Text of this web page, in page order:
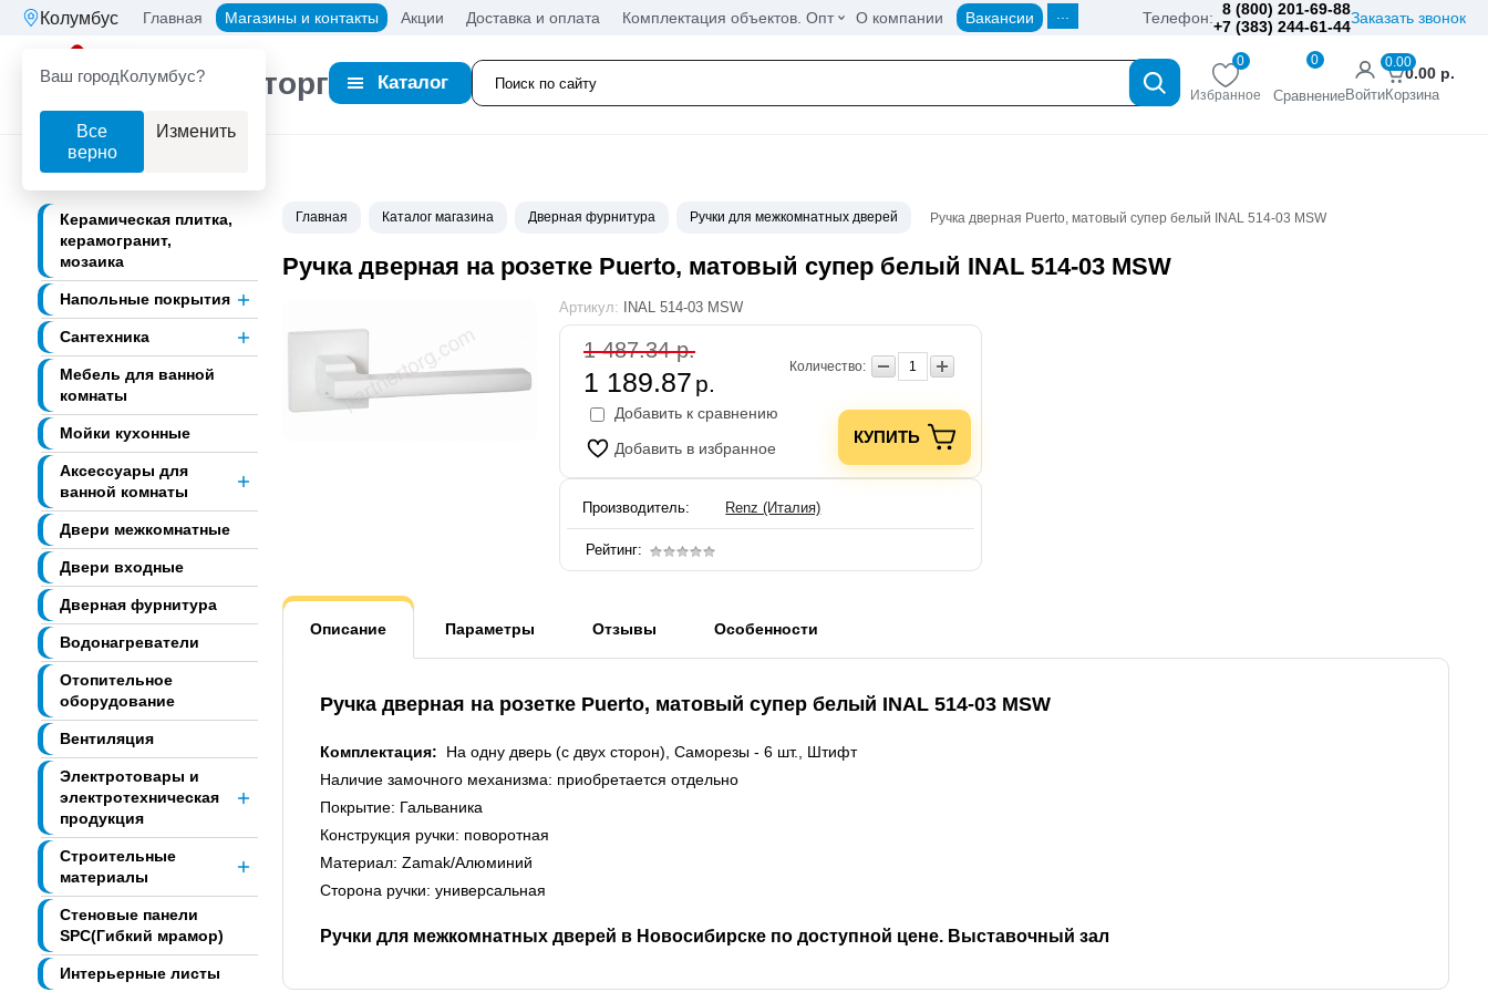
Колумбус
Ваш городКолумбус?
Все
верно
Изменить
Главная Магазины и контакты Акции Доставка и оплата Комплектация объектов. Опт О компании Вакансии Телефон: 8 (800) 201-69-88
+7 (383) 244-61-44Заказать звонок
Партнерторг Каталог
0
Избранное Сравнение
0
Войти
0.00
0.00 р.
Корзина
Керамическая плитка,
керамогранит,
мозаика
Напольные покрытия
Сантехника
Мебель для ванной
комнаты
Мойки кухонные
Аксессуары для
ванной комнаты
Двери межкомнатные
Двери входные
Дверная фурнитура
Водонагреватели
Отопительное
оборудование
Вентиляция
Электротовары и
электротехническая
продукция
Строительные
материалы
Стеновые панели
SPC(Гибкий мрамор)
Интерьерные листы
Главная Каталог магазина Дверная фурнитура Ручки для межкомнатных дверей Ручка дверная Puerto, матовый супер белый INAL 514-03 MSW
Ручка дверная на розетке Puerto, матовый супер белый INAL 514-03 MSW
Артикул: INAL 514-03 MSW
1 487.34 р.
1 189.87 р.
Количество:
Добавить к сравнению
Добавить в избранное
КУПИТЬ
Производитель: Renz (Италия)
Рейтинг:
Описание Параметры Отзывы Особенности
Ручка дверная на розетке Puerto, матовый супер белый INAL 514-03 MSW
Комплектация: На одну дверь (с двух сторон), Саморезы - 6 шт., Штифт
Наличие замочного механизма: приобретается отдельно
Покрытие: Гальваника
Конструкция ручки: поворотная
Материал: Zamak/Алюминий
Сторона ручки: универсальная
Ручки для межкомнатных дверей в Новосибирске по доступной цене. Выставочный зал